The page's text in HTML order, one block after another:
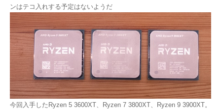
ンはテコ入れする予定はないようだ
今回入手したRyzen 5 3600XT、Ryzen 7 3800XT、Ryzen 9 3900XT。